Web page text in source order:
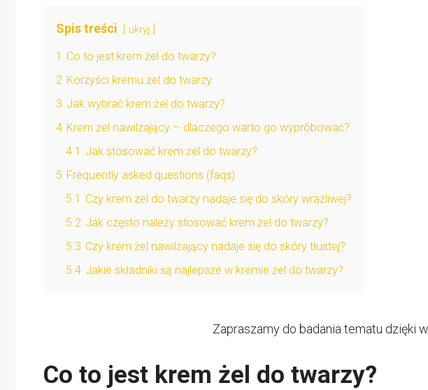
Spis treści ukryj
1 Co to jest krem żel do twarzy?
2 Korzyści kremu żel do twarzy
3 Jak wybrać krem żel do twarzy?
4 Krem żel nawilżający – dlaczego warto go wypróbować?
4.1 Jak stosować krem żel do twarzy?
5 Frequently asked questions (faqs)
5.1 Czy krem żel do twarzy nadaje się do skóry wrażliwej?
5.2 Jak często należy stosować krem żel do twarzy?
5.3 Czy krem żel nawilżający nadaje się do skóry tłustej?
5.4 Jakie składniki są najlepsze w kremie żel do twarzy?
Zapraszamy do badania tematu dzięki
Co to jest krem żel do twarzy?